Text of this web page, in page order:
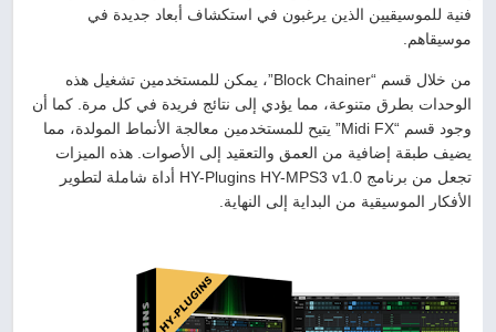
فنية للموسيقيين الذين يرغبون في استكشاف أبعاد جديدة في
موسيقاهم.
من خلال قسم “Block Chainer”، يمكن للمستخدمين تشغيل هذه
الوحدات بطرق متنوعة، مما يؤدي إلى نتائج فريدة في كل مرة. كما أن
وجود قسم “Midi FX” يتيح للمستخدمين معالجة الأنماط المولدة، مما
يضيف طبقة إضافية من العمق والتعقيد إلى الأصوات. هذه الميزات
تجعل من برنامج HY-Plugins HY-MPS3 v1.0 أداة شاملة لتطوير
الأفكار الموسيقية من البداية إلى النهاية.